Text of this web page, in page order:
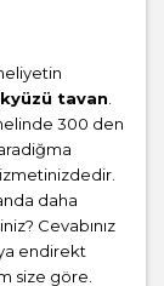
tavan
300 den
daha
Cevabınız
endirekt
size göre.